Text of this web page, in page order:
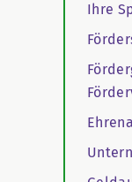
Ihre